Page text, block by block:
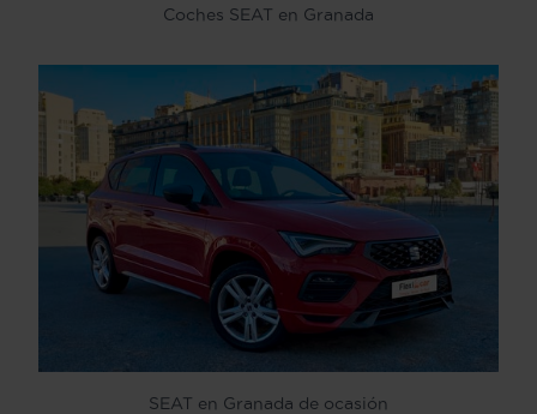
Coches SEAT en Granada
SEAT en Granada de ocasión